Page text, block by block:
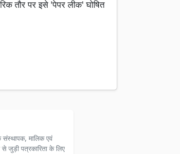
तौर पर इसे 'पेपर लीक' घोषित
मालिक एवं
जुड़ी पत्रकारिता के लिए